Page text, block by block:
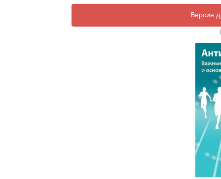
Версия